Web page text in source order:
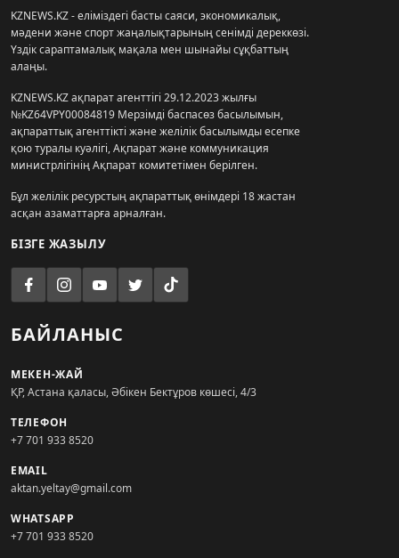
KZNEWS.KZ - еліміздегі басты саяси, экономикалық,
мәдени және спорт жаңалықтарының сенімді дереккөзі.
Үздік сараптамалық мақала мен шынайы сұқбаттың
алаңы.
KZNEWS.KZ ақпарат агенттігі 29.12.2023 жылғы
№KZ64VPY00084819 Мерзімді баспасөз басылымын,
ақпараттық агенттікті және желілік басылымды есепке
қою туралы куәлігі, Ақпарат және коммуникация
министрлігінің Ақпарат комитетімен берілген.
Бұл желілік ресурстың ақпараттық өнімдері 18 жастан
асқан азаматтарға арналған.
БІЗГЕ ЖАЗЫЛУ
БАЙЛАНЫС
МЕКЕН-ЖАЙ
ҚР, Астана қаласы, Әбікен Бектұров көшесі, 4/3
ТЕЛЕФОН
+7 701 933 8520
EMAIL
aktan.yeltay@gmail.com
WHATSAPP
+7 701 933 8520